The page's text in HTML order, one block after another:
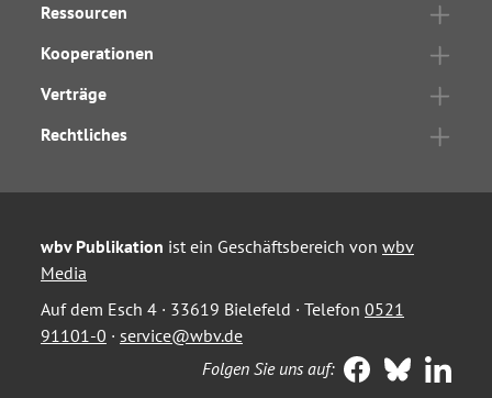
Ressourcen
Kooperationen
Verträge
Rechtliches
wbv Publikation ist ein Geschäftsbereich von wbv
Media
Auf dem Esch 4 · 33619 Bielefeld · Telefon 0521
91101-0 · service@wbv.de
Folgen Sie uns auf: